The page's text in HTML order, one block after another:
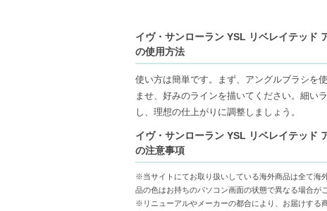
クールな印象のマットには#1アンブライドル
ンミューテッド ホワイトが。
上品なツヤを放つサテンには#2ディコンスト
繊細な煌めきが魅力のクロームは#3リベレイ
クランデスティン シルバーをご用意。
あなたのアイメイクを新しい次元へと導きま
イヴ・サンローラン YSL リベレイテッド
の使用方法
使い方は簡単です。まず、アングルブラシを
ませ、好みのラインを描いてください。細い
し、理想の仕上がりに調整しましょう。
イヴ・サンローラン YSL リベレイテッド
の注意事項
※当サイトにてお取り扱いしている海外商品は全て海
品の色はお持ちのパソコン画面の状態で異なる場合が
※リニューアルやメーカーの都合により、お届けする